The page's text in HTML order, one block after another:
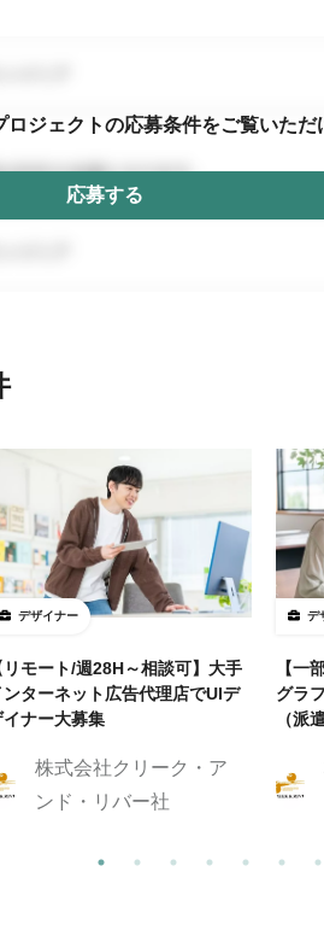
ロジェクトの応募条件をご覧いただ
応募する
デザイナー
リモート/週28H～相談可】大手
ンターネット広告代理店でUIデ
イナー大募集
株式会社クリーク・ア
ンド・リバー社
デ
【一
グラ
（派